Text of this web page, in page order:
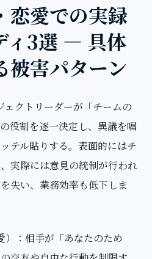
恋愛での実録
ィ3選 — 具体
被害パターン
ェクトリーダーが「チームの
役割を逐一決定し、異議を唱
テル貼りする。表面的にはチ
実際には意見の統制が行われ
失い、業務効率も低下しま
）：相手が「あなたのため